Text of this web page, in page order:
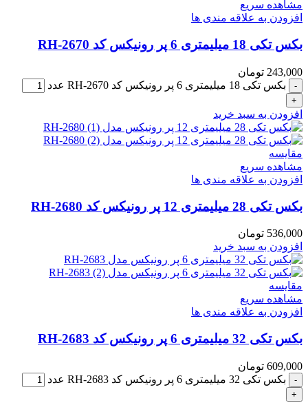
مشاهده سریع
افزودن به علاقه مندی ها
بکس تکی 18 میلیمتری 6 پر رونیکس کد RH-2670
243,000 تومان
بکس تکی 18 میلیمتری 6 پر رونیکس کد RH-2670 عدد
افزودن به سبد خرید
مقایسه
مشاهده سریع
افزودن به علاقه مندی ها
بکس تکی 28 میلیمتری 12 پر رونیکس کد RH-2680
536,000 تومان
افزودن به سبد خرید
مقایسه
مشاهده سریع
افزودن به علاقه مندی ها
بکس تکی 32 میلیمتری 6 پر رونیکس کد RH-2683
609,000 تومان
بکس تکی 32 میلیمتری 6 پر رونیکس کد RH-2683 عدد